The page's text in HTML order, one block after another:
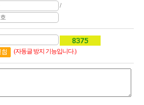
/
(자동글 방지 기능입니다.)